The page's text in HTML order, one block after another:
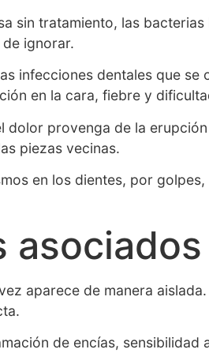
sin tratamiento, las
ignorar.
infecciones dentales que
en la cara, fiebre y
dolor provenga de la
piezas vecinas.
en los dientes, por
aparece de manera
de encías,